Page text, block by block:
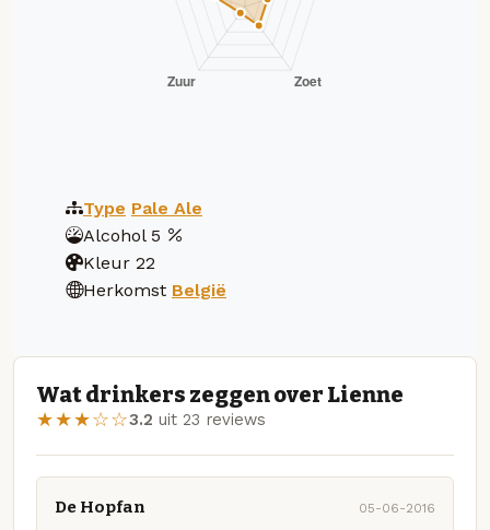
Type Pale Ale
Alcohol 5
Kleur 22
Herkomst België
Wat drinkers zeggen over Lienne
★★★☆☆3.2 uit 23 reviews
De Hopfan 05-06-2016